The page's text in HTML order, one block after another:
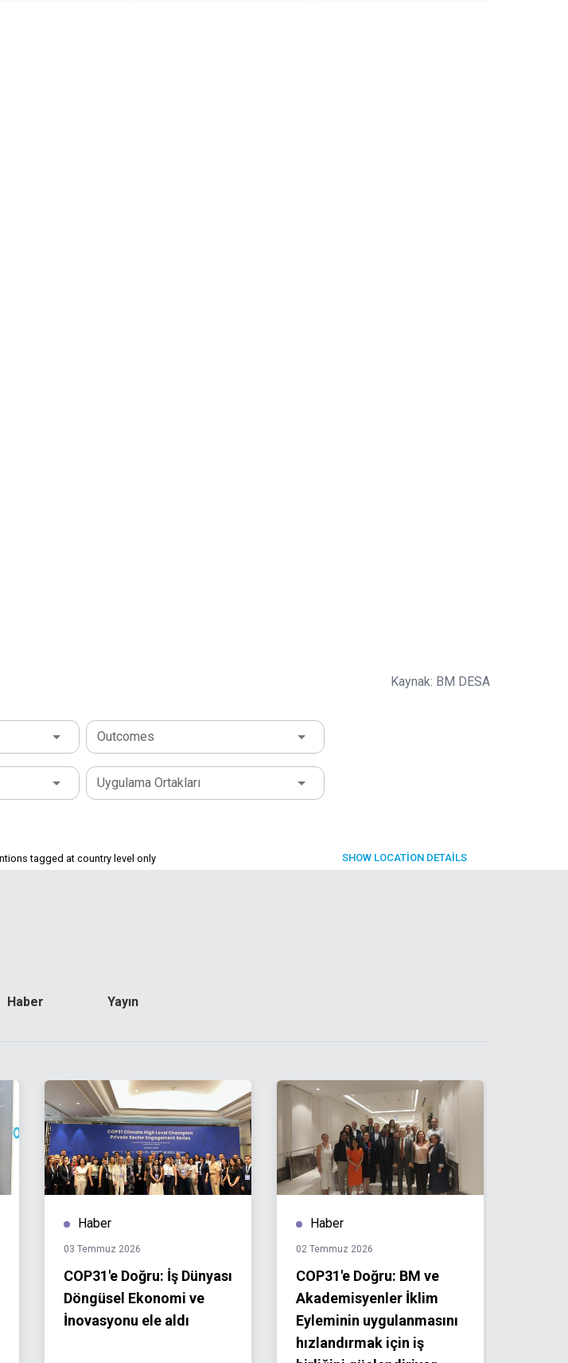
Kaynak: BM DESA
Outcomes
Uygulama Ortakları
tagged at country level only SHOW LOCATION DETAILS
Haber Yayın
Haber
03 Temmuz 2026
COP31'e Doğru: İş Dünyası
Döngüsel Ekonomi ve
İnovasyonu ele aldı
Haber
02 Temmuz 2026
COP31'e Doğru: BM ve
Akademisyenler İklim
Eyleminin uygulanmasını
hızlandırmak için iş